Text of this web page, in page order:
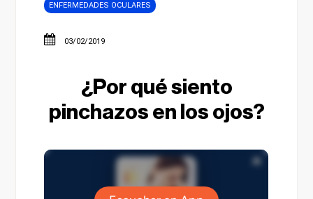
ENFERMEDADES OCULARES
03/02/2019
¿Por qué siento
pinchazos en los ojos?